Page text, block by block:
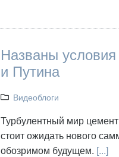
Названы условия
и Путина
Видеоблоги
Турбулентный мир
стоит ожидать нового
обозримом будущем. [...]